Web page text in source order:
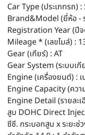
Car Type (ประเภทรถ)
Brand&Model (ยี่ห้อ -
Registration Year (ปี
Mileage * (เลขไมล์) :
Gear (เกียร์) : AT
Gear System (ระบบเกี
Engine (เครื่องยนต์) :
Engine Capacity (คว
Engine Detail (รายละ
สูบ DOHC Direct
ซีซี. กระบอกสูบ x ระยะ